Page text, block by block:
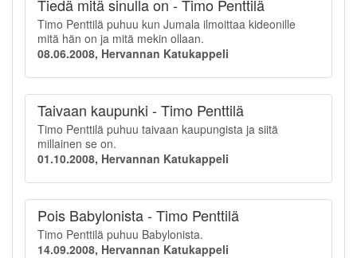
Tiedä mitä sinulla on - Timo Penttilä
Timo Penttilä puhuu kun Jumala ilmoittaa kideonille
mitä hän on ja mitä mekin ollaan.
08.06.2008, Hervannan Katukappeli
Taivaan kaupunki - Timo Penttilä
Timo Penttilä puhuu taivaan kaupungista ja siitä
millainen se on.
01.10.2008, Hervannan Katukappeli
Pois Babylonista - Timo Penttilä
Timo Penttilä puhuu Babylonista.
14.09.2008, Hervannan Katukappeli